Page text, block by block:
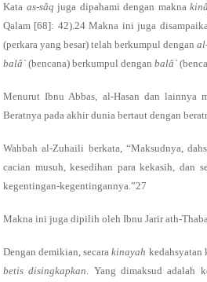
Kata as-sâqjuga dipahami dengan makna
Qalam [68]: 42).24 Makna ini juga
(perkara yang besar) telah berkumpul dengan
balâ` (bencana) berkumpul dengan balâ`
Menurut Ibnu Abbas, al-Hasan dan lainnya
Beratnya pada akhir dunia bertaut dengan
Wahbah al-Zuhaili berkata, “Maksudnya,
cacian musuh, kesedihan para kekasih, dan
kegentingan-kegentingannya.”27
Makna ini juga dipilih oleh Ibnu Jarir ath-
Dengan demikian, secarakinayah kedahsyatan
betis disingkapkan. Yang dimaksud adalah